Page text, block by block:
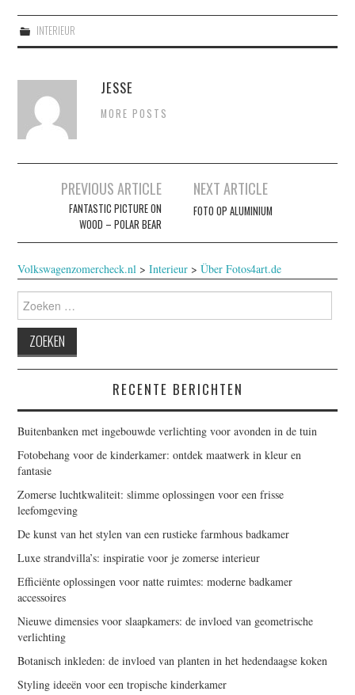
INTERIEUR
JESSE
MORE POSTS
Berichtnavigatie
PREVIOUS ARTICLE
FANTASTIC PICTURE ON
WOOD – POLAR BEAR
NEXT ARTICLE
FOTO OP ALUMINIUM
Volkswagenzomercheck.nl >Interieur >Über Fotos4art.de
Zoeken
naar:
RECENTE BERICHTEN
Buitenbanken met ingebouwde verlichting voor avonden in de tuin
Fotobehang voor de kinderkamer: ontdek maatwerk in kleur en
fantasie
Zomerse luchtkwaliteit: slimme oplossingen voor een frisse
leefomgeving
De kunst van het stylen van een rustieke farmhous badkamer
Luxe strandvilla’s: inspiratie voor je zomerse interieur
Efficiënte oplossingen voor natte ruimtes: moderne badkamer
accessoires
Nieuwe dimensies voor slaapkamers: de invloed van geometrische
verlichting
Botanisch inkleden: de invloed van planten in het hedendaagse koken
Styling ideeën voor een tropische kinderkamer